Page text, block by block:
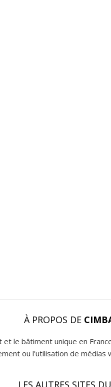
À PROPOS DE
le bâtiment unique en
ou l'utilisation de
LES AUTRES SITES